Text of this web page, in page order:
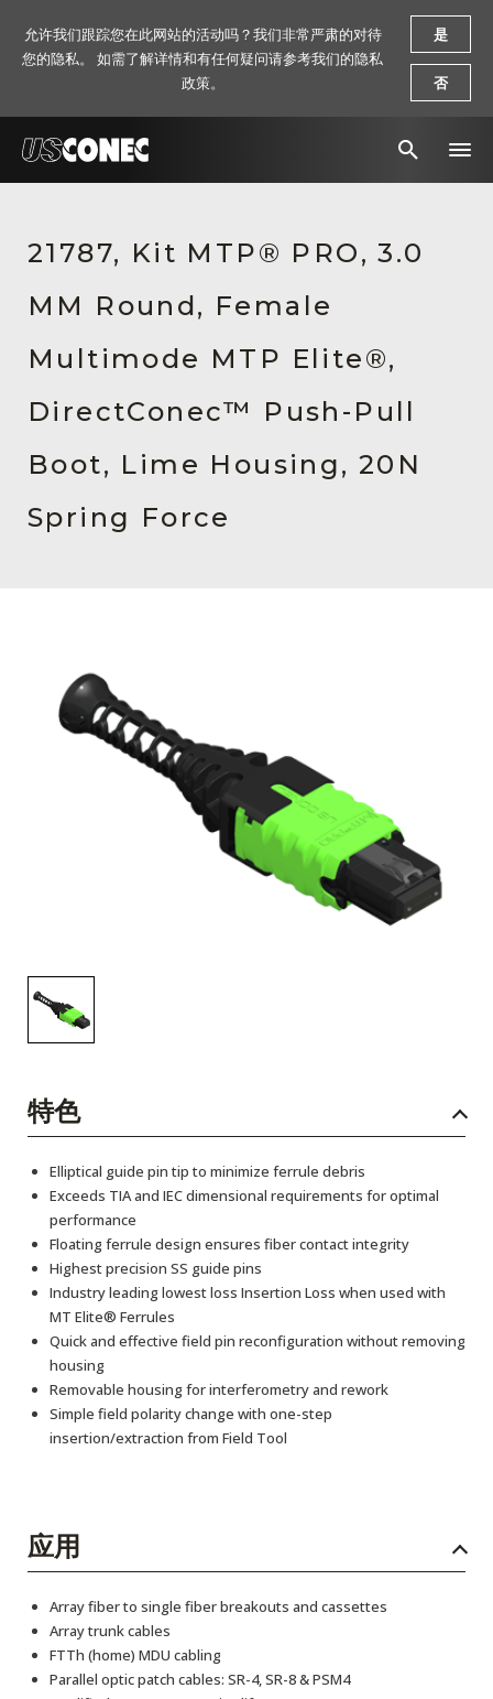
解决方案
产品
资源
关于我们
新闻稿
活动信息
21787, Kit MTP® PRO, 3.0
MM Round, Female
Multimode MTP Elite®,
DirectConec™ Push-Pull
Boot, Lime Housing, 20N
Spring Force
特色
Elliptical guide pin tip to minimize ferrule debris
Exceeds TIA and IEC dimensional requirements for optimal
performance
Floating ferrule design ensures fiber contact integrity
Highest precision SS guide pins
Industry leading lowest loss Insertion Loss when used with
MT Elite® Ferrules
Quick and effective field pin reconfiguration without removing
housing
Removable housing for interferometry and rework
Simple field polarity change with one-step
insertion/extraction from Field Tool
应用
Array fiber to single fiber breakouts and cassettes
Array trunk cables
FTTh (home) MDU cabling
Parallel optic patch cables: SR-4, SR-8 & PSM4
允许我们跟踪您在此网站的活动吗？我们非常严肃的对待
您的隐私。 如需了解详情和有任何疑问请参考我们的隐私
政策。
是
否